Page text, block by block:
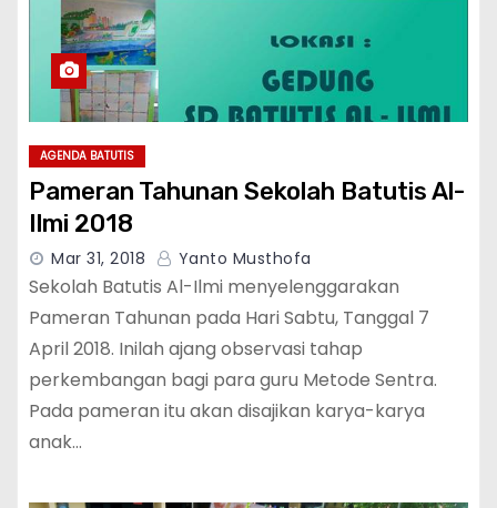
AGENDA BATUTIS
Pameran Tahunan Sekolah Batutis Al-
Ilmi 2018
Mar 31, 2018 Yanto Musthofa
Sekolah Batutis Al-Ilmi menyelenggarakan
Pameran Tahunan pada Hari Sabtu, Tanggal 7
April 2018. Inilah ajang observasi tahap
perkembangan bagi para guru Metode Sentra.
Pada pameran itu akan disajikan karya-karya
anak…